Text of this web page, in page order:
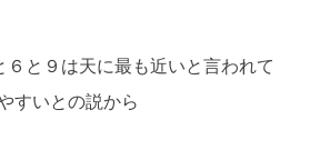
と９は天に最も近いと言われて
すいとの説から